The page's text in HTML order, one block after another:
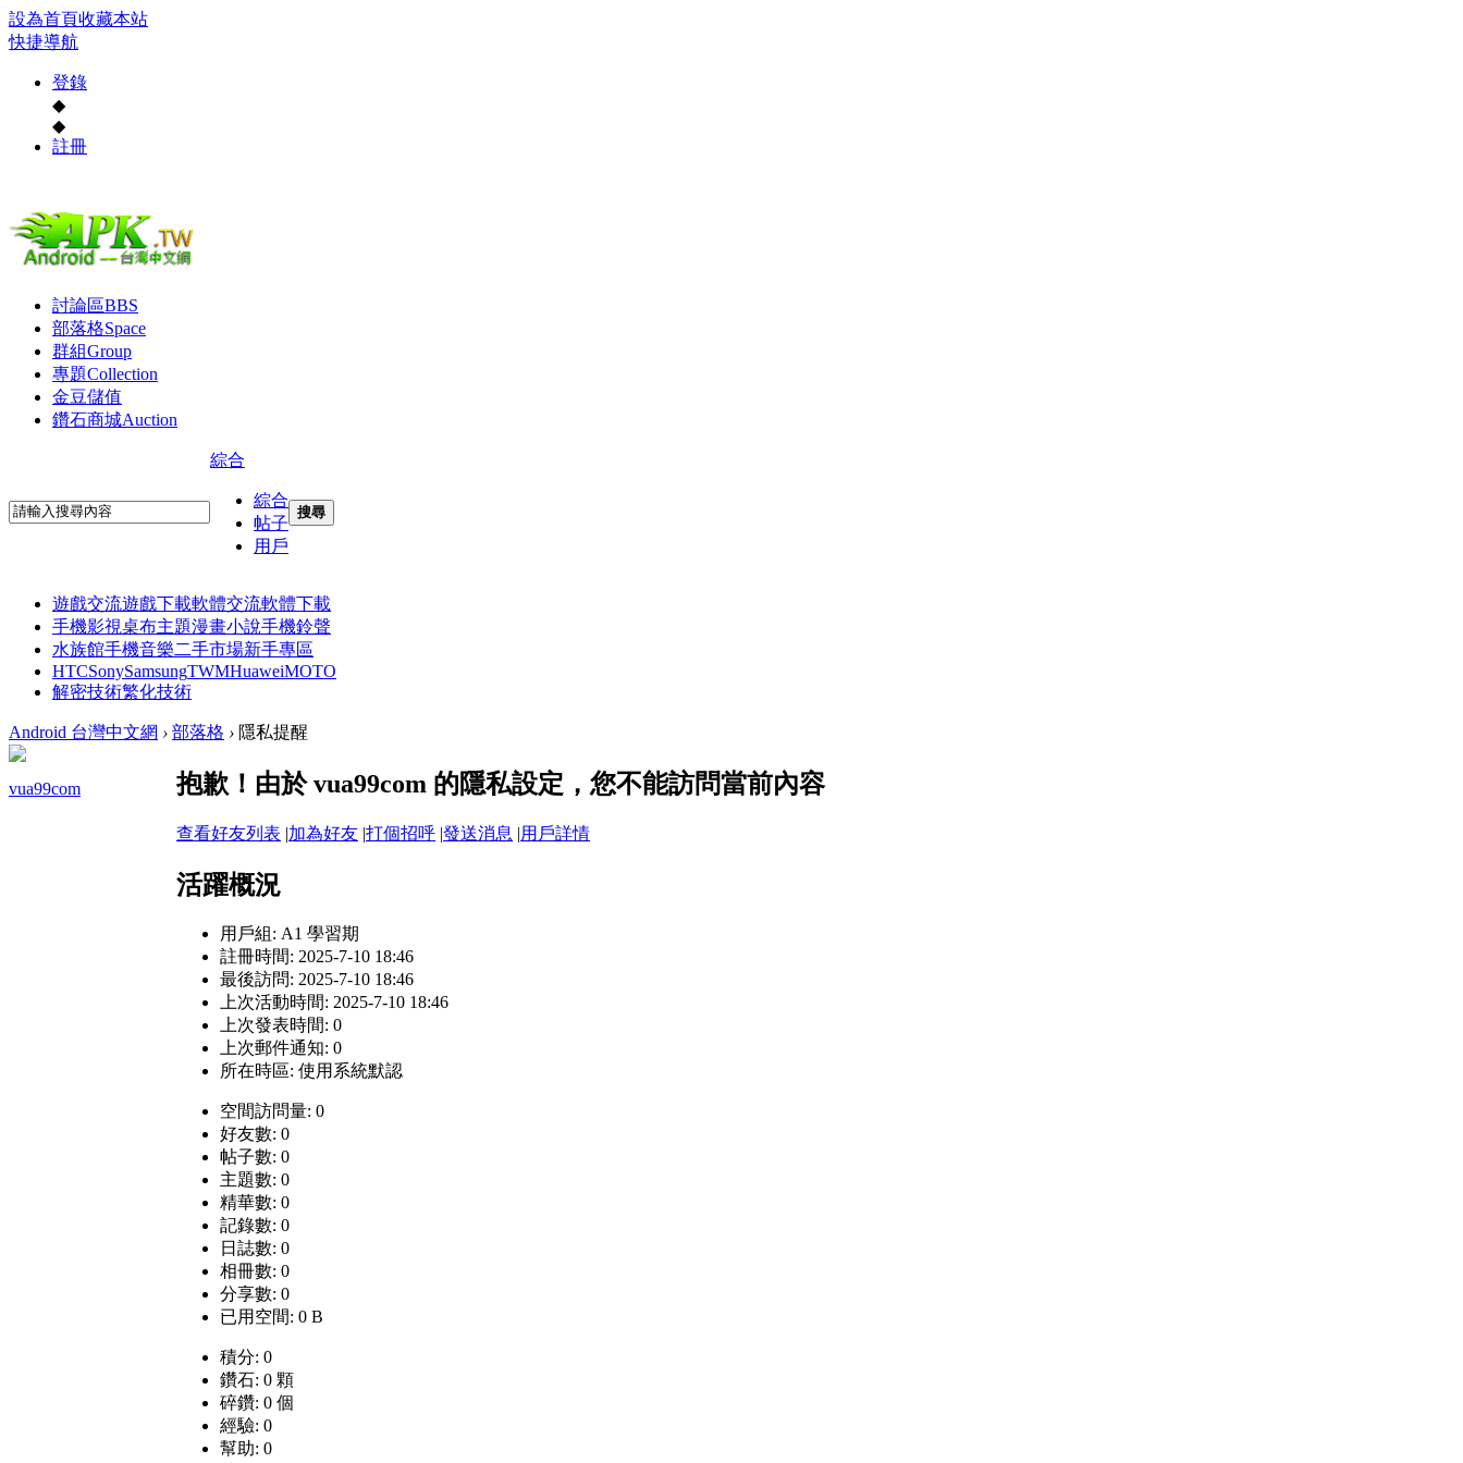
設為首頁收藏本站
快捷導航
登錄
◆
◆
註冊
討論區BBS
部落格Space
群組Group
專題Collection
金豆儲值
鑽石商城Auction
綜合
綜合
帖子
用戶
搜尋
遊戲交流遊戲下載軟體交流軟體下載
手機影視桌布主題漫畫小說手機鈴聲
水族館手機音樂二手市場新手專區
HTCSonySamsungTWMHuaweiMOTO
解密技術繁化技術
Android 台灣中文網 › 部落格 › 隱私提醒
vua99com 抱歉！由於 vua99com 的隱私設定，您不能訪問當前內容
查看好友列表 |加為好友 |打個招呼 |發送消息 |用戶詳情
活躍概況
用戶組: A1 學習期
註冊時間: 2025-7-10 18:46
最後訪問: 2025-7-10 18:46
上次活動時間: 2025-7-10 18:46
上次發表時間: 0
上次郵件通知: 0
所在時區: 使用系統默認
空間訪問量: 0
好友數: 0
帖子數: 0
主題數: 0
精華數: 0
記錄數: 0
日誌數: 0
相冊數: 0
分享數: 0
已用空間: 0 B
積分: 0
鑽石: 0 顆
碎鑽: 0 個
經驗: 0
幫助: 0